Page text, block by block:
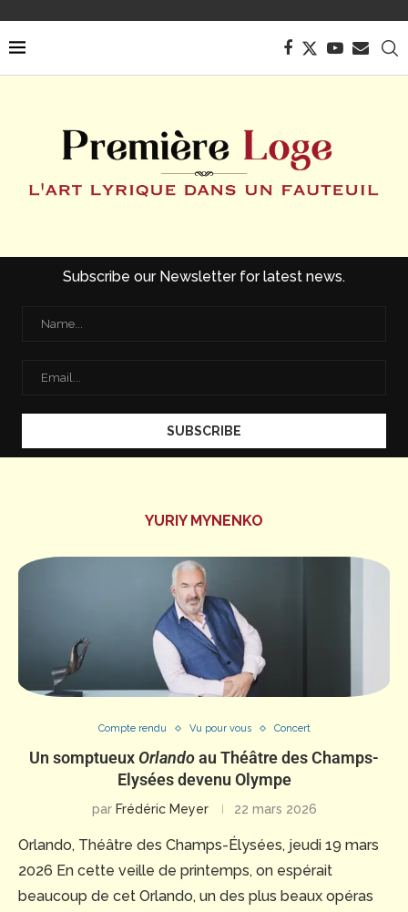
Subscribe our Newsletter for latest news.
YURIY MYNENKO
Compte rendu Vu pour vous Concert
Un somptueux Orlandoau Théâtre des Champs-
Elysées devenu Olympe
par Frédéric Meyer 22 mars 2026
Orlando, Théâtre des Champs-Élysées, jeudi 19 mars
2026 En cette veille de printemps, on espérait
beaucoup de cet Orlando, un des plus beaux opéras